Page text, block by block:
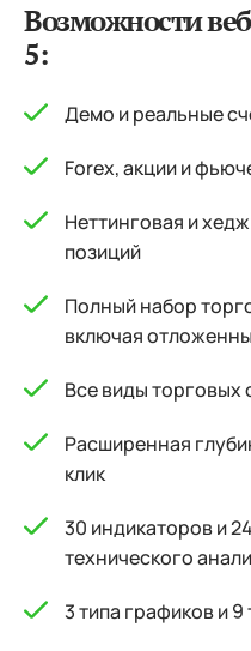
Возможности
5:
Демо и реальные
Forex, акции и
Неттинговая и
позиций
Полный набор
включая
Все виды торговых
Расширенная
клик
30 индикаторов и
технического
3 типа графиков и